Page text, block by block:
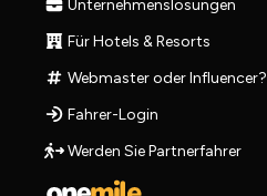
Unternehmenslösungen
Für Hotels & Resorts
Webmaster oder Influencer?
Fahrer-Login
Werden Sie Partnerfahrer